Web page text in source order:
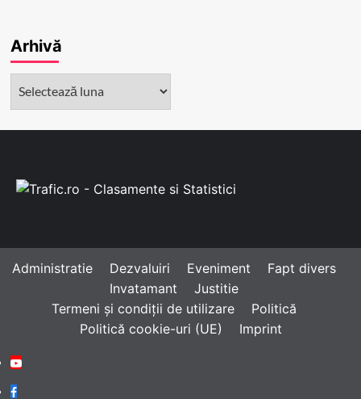
Arhivă
Administratie Dezvaluiri Eveniment
Fapt divers
Invatamant
Justitie
Termeni și condiții de utilizare
Politică
Politică cookie-uri (UE)
Imprint
Youtube
Facebook